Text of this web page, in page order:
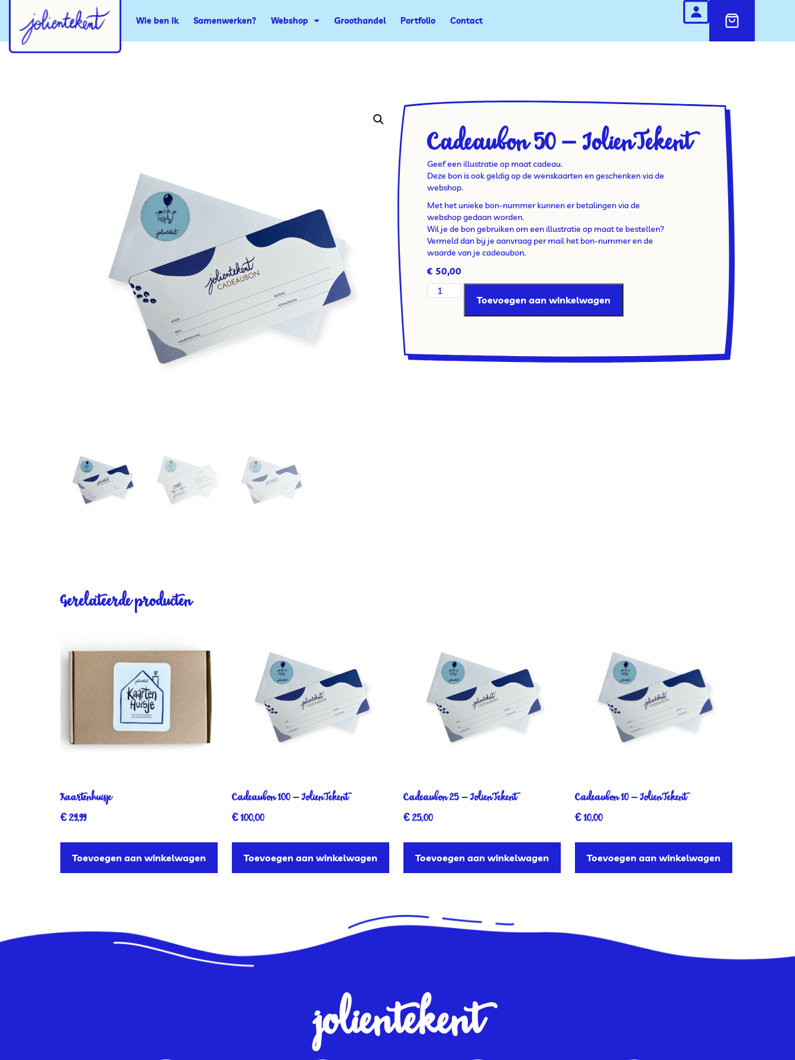
Wie ben ik Samenwerken? Webshop Groothandel Portfolio Contact
Cadeaubon 50 – JolienTekent
Geef een illustratie op maat cadeau.
Deze bon is ook geldig op de wenskaarten en geschenken via de
webshop.
Met het unieke bon-nummer kunnen er betalingen via de
webshop gedaan worden.
Wil je de bon gebruiken om een illustratie op maat te bestellen?
Vermeld dan bij je aanvraag per mail het bon-nummer en de
waarde van je cadeaubon.
€ 50,00
Toevoegen aan winkelwagen
Gerelateerde producten
Kaartenhuisje
€29,99
Toevoegen aan winkelwagen
Cadeaubon 100 – JolienTekent
€100,00
Toevoegen aan winkelwagen
Cadeaubon 25 – JolienTekent
€25,00
Toevoegen aan winkelwagen
Cadeaubon 10 – JolienTekent
€10,00
Toevoegen aan winkelwagen
jolientekent